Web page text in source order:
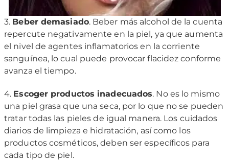
3. Beber demasiado. Beber más alcohol de la cuenta
repercute negativamente en la piel, ya que aumenta
el nivel de agentes inflamatorios en la corriente
sanguínea, lo cual puede provocar flacidez conforme
avanza el tiempo.
4. Escoger productos inadecuados. No es lo mismo
una piel grasa que una seca, por lo que no se pueden
tratar todas las pieles de igual manera. Los cuidados
diarios de limpieza e hidratación, así como los
productos cosméticos, deben ser específicos para
cada tipo de piel.